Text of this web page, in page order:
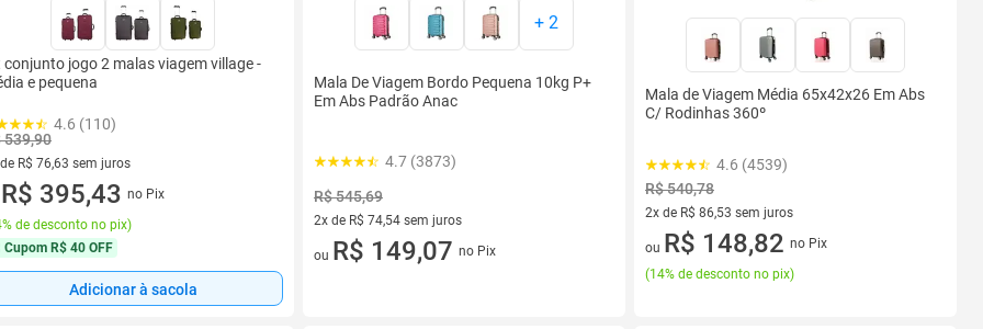
conjunto jogo 2 malas viagem village -
e pequena
4.6 (110)
539,90
R$ 76,63 sem juros
de R$ 76,63 sem juros
R$ 395,43 no Pix
de desconto no pix)
Cupom R$ 40 OFF
Adicionar à sacola
+ 2
Mala De Viagem Bordo Pequena 10kg P+
Em Abs Padrão Anac
4.7 (3873)
R$ 545,69
2x de R$ 74,54 sem juros
2 vez de R$ 74,54 sem juros
ou R$ 149,07 no Pix
Mala de Viagem Média 65x42x26 Em Abs
C/ Rodinhas 360º
4.6 (4539)
R$ 540,78
2x de R$ 86,53 sem juros
2 vez de R$ 86,53 sem juros
ou R$ 148,82 no Pix
(14% de desconto no pix)